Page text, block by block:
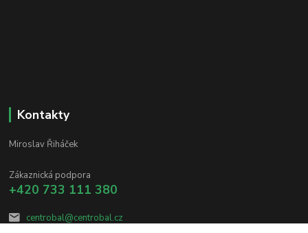
Kontakty
Miroslav Řiháček
Zákaznická podpora
+420 733 111 380
centrobal@centrobal.cz